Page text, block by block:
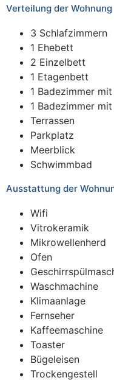
Verteilung der Wohnung
3 Schlafzimmern
1 Ehebett
2 Einzelbett
1 Etagenbett
1 Badezimmer
1 Badezimmer
Terrassen
Parkplatz
Meerblick
Schwimmbad
Ausstattung der
Wifi
Vitrokeramik
Mikrowellenherd
Ofen
Waschmachine
Klimaanlage
Fernseher
Kaffeemaschine
Toaster
Bügeleisen
Trockengestell